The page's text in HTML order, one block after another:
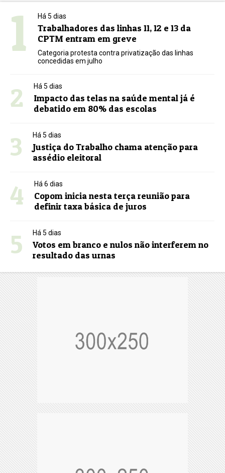
1 Há 5 dias
Trabalhadores das linhas 11, 12 e 13 da
CPTM entram em greve
Categoria protesta contra privatização das linhas
concedidas em julho
2 Há 5 dias
Impacto das telas na saúde mental já é
debatido em 80% das escolas
3 Há 5 dias
Justiça do Trabalho chama atenção para
assédio eleitoral
4 Há 6 dias
Copom inicia nesta terça reunião para
definir taxa básica de juros
5 Há 5 dias
Votos em branco e nulos não interferem no
resultado das urnas